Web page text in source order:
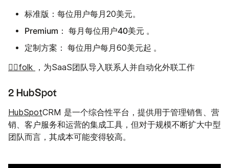
标准版： 每位用户每月20美元。
Premium： 每月每位用户40美元 。
定制方案： 每位用户每月60美元起 。
👉🏼folk
，为SaaS团队导入联系人并自动化外联工作
2 HubSpot
HubSpotCRM 是一个综合性平台，提供用于管理销售、营
销、客户服务和运营的集成工具，但对于规模不断扩大中型
团队而言，其成本可能变得较高。